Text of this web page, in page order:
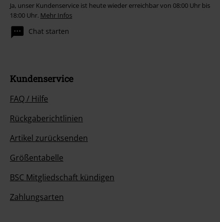
Ja, unser Kundenservice ist heute wieder erreichbar von 08:00 Uhr bis
18:00 Uhr. Mehr Infos
Chat starten
Kundenservice
FAQ / Hilfe
Rückgaberichtlinien
Artikel zurücksenden
Größentabelle
BSC Mitgliedschaft kündigen
Zahlungsarten